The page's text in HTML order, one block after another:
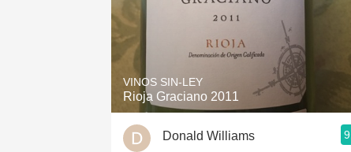
VINOS SIN-LEY
Rioja Graciano 2011
Donald Williams